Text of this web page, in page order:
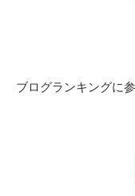
ブログランキングに